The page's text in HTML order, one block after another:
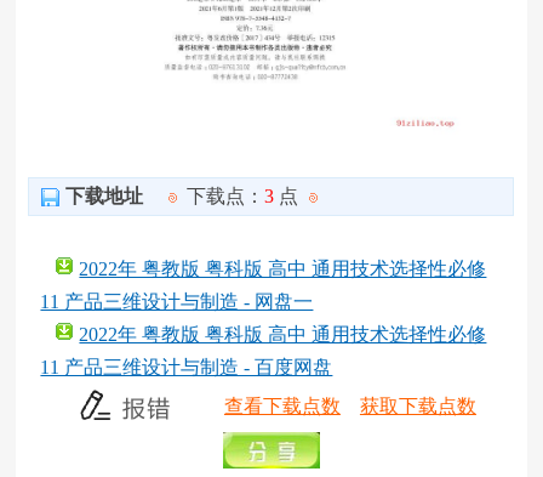
下载地址 下载点：3 点
2022年 粤教版 粤科版 高中 通用技术选择性必修
11 产品三维设计与制造 - 网盘一
2022年 粤教版 粤科版 高中 通用技术选择性必修
11 产品三维设计与制造 - 百度网盘
查看下载点数
获取下载点数